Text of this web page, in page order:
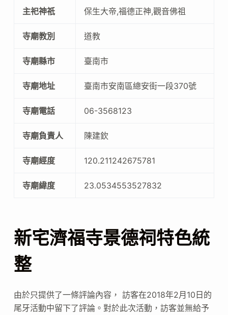
主祀神祇 保生大帝,福德正神,觀音佛祖
寺廟教別 道教
寺廟縣市 臺南市
寺廟地址 臺南市安南區總安街一段370號
寺廟電話 06-3568123
寺廟負責人 陳建欽
寺廟經度 120.211242675781
寺廟緯度 23.0534553527832
新宅濟福寺景德祠特色統
整
由於只提供了一條評論內容， 訪客在2018年2月10日的
尾牙活動中留下了評論。對於此次活動，訪客並無給予